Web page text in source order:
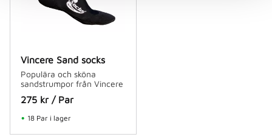
Vincere Sand socks
Populära och sköna
sandstrumpor från Vincere
275kr / Par
18 Par i lager